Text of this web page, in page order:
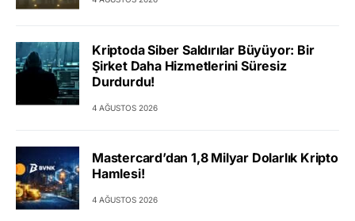
Kriptoda Siber Saldırılar Büyüyor: Bir
Şirket Daha Hizmetlerini Süresiz
Durdurdu!
4 AĞUSTOS 2026
Mastercard’dan 1,8 Milyar Dolarlık Kripto
Hamlesi!
4 AĞUSTOS 2026